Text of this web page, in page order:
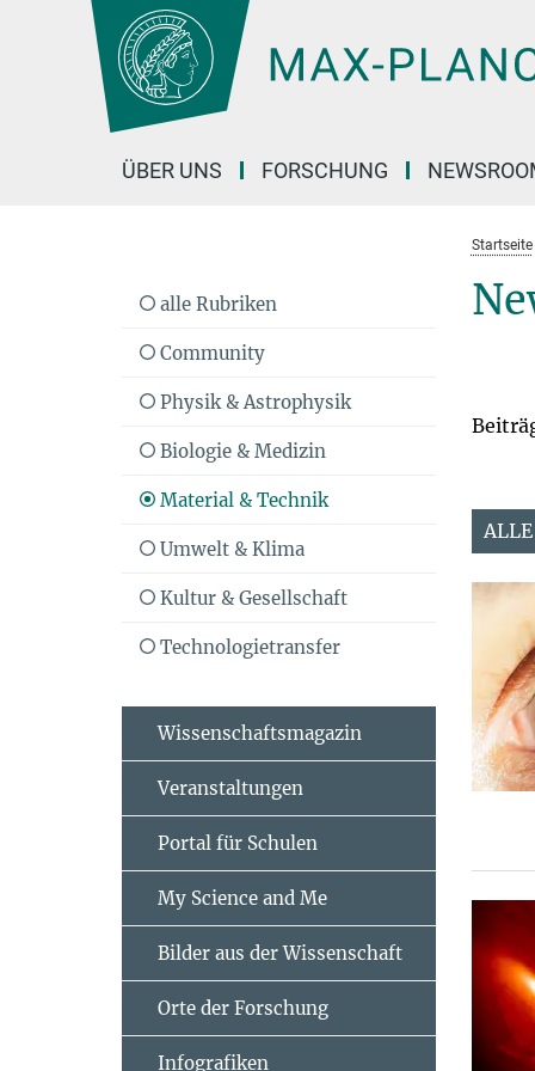
Hauptinhalt
ÜBER UNS FORSCHUNG
Startseite
ALLE
alle Rubriken
Community
Physik & Astrophysik
Biologie & Medizin
Material & Technik
Umwelt & Klima
Kultur & Gesellschaft
Technologietransfer
Wissenschaftsmagazin
Veranstaltungen
Portal für Schulen
My Science and Me
Bilder aus der Wissenschaft
Orte der Forschung
Infografiken